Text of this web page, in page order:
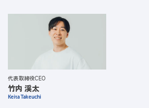
代表取締役CEO
竹内 渓太
Keita Takeuchi